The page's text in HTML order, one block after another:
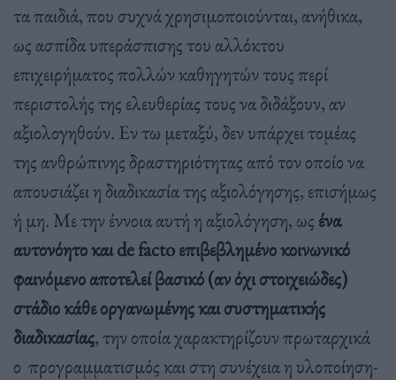
τα παιδιά, που συχνά χρησιμοποιούνται, ανήθικα,
ως ασπίδα υπεράσπισης του αλλόκτου
επιχειρήματος πολλών καθηγητών τους περί
περιστολής της ελευθερίας τους να διδάξουν, αν
αξιολογηθούν. Εν τω μεταξύ, δεν υπάρχει τοµέας
της ανθρώπινης δραστηριότητας από τον οποίο να
απουσιάζει η διαδικασία της αξιολόγησης, επισήμως
ή μη. Με την έννοια αυτή η αξιολόγηση, ως ένα
αυτονόητο και de facto επιβεβληµένο κοινωνικό
φαινόµενο αποτελεί βασικό (αν όχι στοιχειώδες)
στάδιο κάθε οργανωµένης και συστηµατικής
διαδικασίας, την οποία χαρακτηρίζουν πρωταρχικά
ο προγραµµατισµός και στη συνέχεια η υλοποίηση-